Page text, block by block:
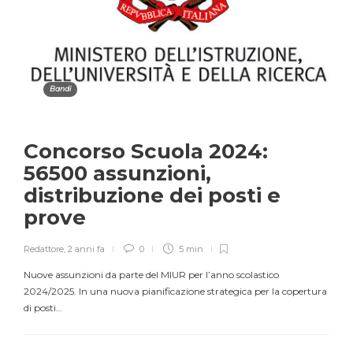
Bandi
Concorso Scuola 2024:
56500 assunzioni,
distribuzione dei posti e
prove
Redattore, 2 anni fa 0 5 min
Nuove assunzioni da parte del MIUR per l’anno scolastico
2024/2025. In una nuova pianificazione strategica per la copertura
di posti…